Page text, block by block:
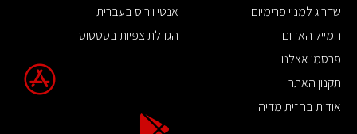
שדרוג למנוי פרימיום
המייל האדום
פרסמו אצלנו
תקנון האתר
אודות בחזית מדיה
אנטי וירוס בעברית
הגדלת צפיות בסטטוס